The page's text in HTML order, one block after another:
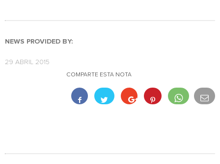
NEWS PROVIDED BY:
29 ABRIL 2015
COMPARTE ESTA NOTA